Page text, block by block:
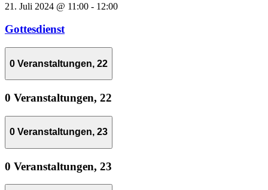
21. Juli 2024 @ 11:00 - 12:00
Gottesdienst
0 Veranstaltungen, 22
0 Veranstaltungen, 22
0 Veranstaltungen, 23
0 Veranstaltungen, 23